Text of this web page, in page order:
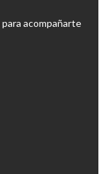
para acompañarte